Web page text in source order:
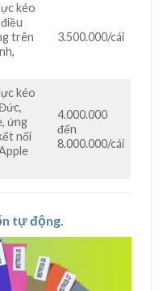
kéo
trên
3.500.000/cái
kéo
ứng
nối
4.000.000
đến
8.000.000/cái
tự động.